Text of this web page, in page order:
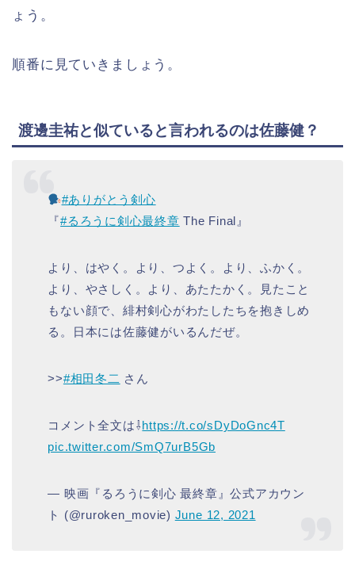
ょう。
順番に見ていきましょう。
渡邊圭祐と似ていると言われるのは佐藤健？
#ありがとう剣心
『#るろうに剣心最終章 The Final』
より、はやく。より、つよく。より、ふかく。
より、やさしく。より、あたたかく。見たこと
もない顔で、緋村剣心がわたしたちを抱きしめ
る。日本には佐藤健がいるんだぜ。
>>#相田冬二 さん
コメント全文は⇩https://t.co/sDyDoGnc4T
pic.twitter.com/SmQ7urB5Gb
— 映画『るろうに剣心 最終章』公式アカウン
ト (@ruroken_movie) June 12, 2021